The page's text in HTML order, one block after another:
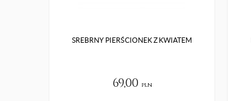
SREBRNY PIERŚCIONEK Z KWIATEM
69,00 pln